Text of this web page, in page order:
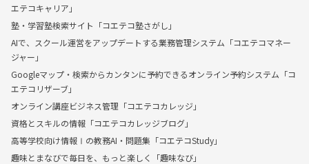
エテコキャリア」
塾・学習塾検索サイト「コエテコ塾さがし」
AIで、スクール運営をアップデートする業務管理システム「コエテコマネー
ジャー」
Googleマップ・検索からカンタンに予約できるオンライン予約システム「コ
エテコリザーブ」
オンライン講座ビジネス管理「コエテコカレッジ」
資格とスキルの情報「コエテコカレッジブログ」
高等学校向け情報Ⅰの教務AI・問題集「コエテコStudy」
趣味とまなびで毎日を、もっと楽しく「趣味なび」